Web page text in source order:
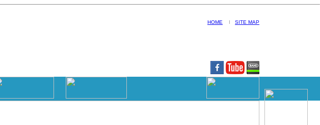
HOME I SITE MAP